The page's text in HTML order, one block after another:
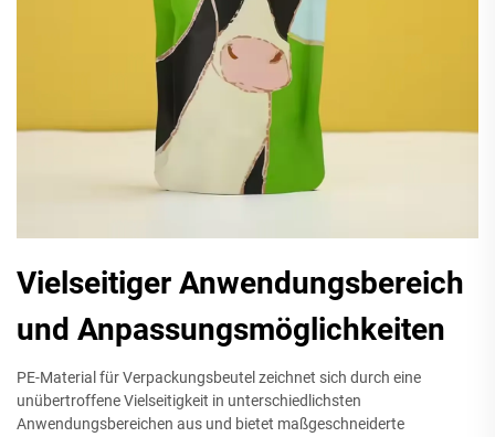
Vielseitiger Anwendungsbereich
und Anpassungsmöglichkeiten
PE-Material für Verpackungsbeutel zeichnet sich durch eine
unübertroffene Vielseitigkeit in unterschiedlichsten
Anwendungsbereichen aus und bietet maßgeschneiderte